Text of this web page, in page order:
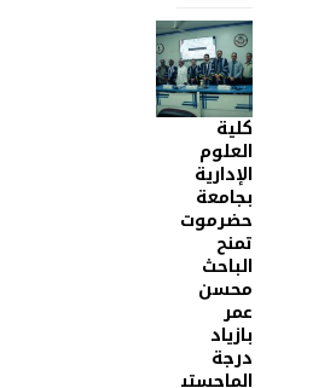
كلية
العلوم
الإدارية
بجامعة
حضرموت
تمنح
الباحث
محسن
عمر
بازياد
درجة
الماجستي